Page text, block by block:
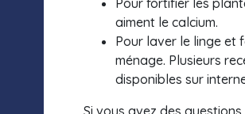
aiment le calcium.
Pour laver le linge et
ménage. Plusieurs
disponibles sur
Si vous avez des questions